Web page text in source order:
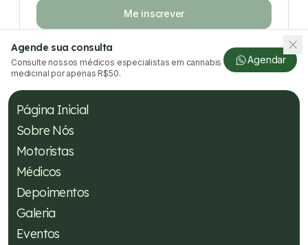
Me inscrever
Agende sua consulta
Consulte nossos médicos especialistas em cannabis
medicinal por apenas R$50.
Agendar
Página Inicial
Sobre Nós
Motoristas
Médicos
Depoimentos
Galeria
Eventos